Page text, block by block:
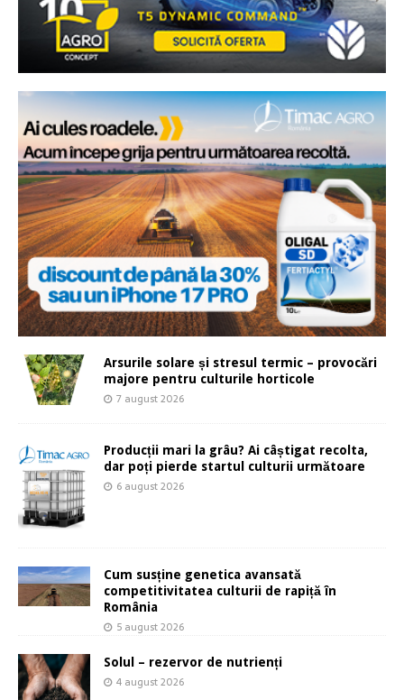
Arsurile solare și stresul termic – provocări
majore pentru culturile horticole
7 august 2026
Producții mari la grâu? Ai câștigat recolta,
dar poți pierde startul culturii următoare
6 august 2026
Cum susține genetica avansată
competitivitatea culturii de rapiță în
România
5 august 2026
Solul – rezervor de nutrienți
4 august 2026